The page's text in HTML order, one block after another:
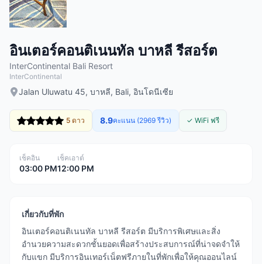
อินเตอร์คอนติเนนทัล บาหลี รีสอร์ต
InterContinental Bali Resort
InterContinental
Jalan Uluwatu 45, บาหลี, Bali, อินโดนีเซีย
5 ดาว 8.9คะแนน (2969 รีวิว) ✓ WiFi ฟรี
เช็คอิน
03:00 PM
เช็คเอาต์
12:00 PM
เกี่ยวกับที่พัก
อินเตอร์คอนติเนนทัล บาหลี รีสอร์ต มีบริการพิเศษและสิ่ง
อำนวยความสะดวกชั้นยอดเพื่อสร้างประสบการณ์ที่น่าจดจำให้
กับแขก มีบริการอินเทอร์เน็ตฟรีภายในที่พักเพื่อให้คุณออนไลน์